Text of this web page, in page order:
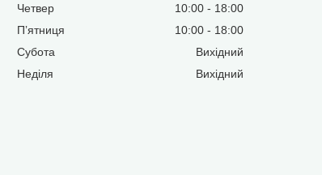
Четвер
10:00
18:00
Пʼятниця
10:00
18:00
Субота
Вихідний
Неділя
Вихідний